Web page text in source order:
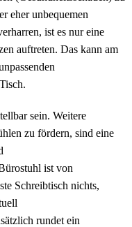
eher unbequemen
ist es nur eine
auftreten. Das kann am
sein. Weitere
zu fördern, sind eine
ist von
Schreibtisch nichts,
rundet ein